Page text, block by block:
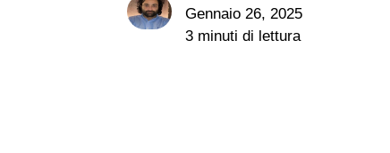
Gennaio 26, 2025
3 minuti di lettura